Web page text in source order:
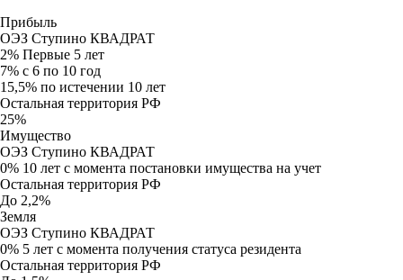
Прибыль
ОЭЗ Ступино КВАДРАТ
2% Первые 5 лет
7% с 6 по 10 год
15,5% по истечении 10 лет
Остальная территория РФ
25%
Имущество
ОЭЗ Ступино КВАДРАТ
0% 10 лет с момента постановки имущества на учет
Остальная территория РФ
До 2,2%
Земля
ОЭЗ Ступино КВАДРАТ
0% 5 лет с момента получения статуса резидента
Остальная территория РФ